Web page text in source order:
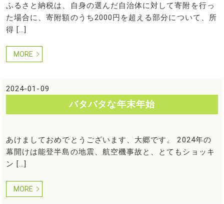
ふるさと納税は、自身の選んだ自治体に対して寄附を行っ
た場合に、寄附額のうち2000円を超える部分について、所
得 […]
MORE
2024-01-09
バタバタな年末年始
あけましておめでとうございます、大郷です。 2024年の
幕開けは能登半島の地震、航空機事故と、とてもショッキ
ン […]
MORE